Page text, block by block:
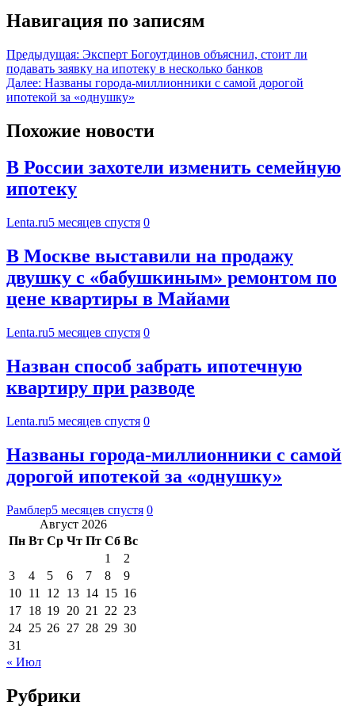
Навигация по записям
Предыдущая: Эксперт Богоутдинов объяснил, стоит ли
подавать заявку на ипотеку в несколько банков
Далее: Названы города-миллионники с самой дорогой
ипотекой за «однушку»
Похожие новости
В России захотели изменить семейную
ипотеку
Lenta.ru5 месяцев спустя 0
В Москве выставили на продажу
двушку с «бабушкиным» ремонтом по
цене квартиры в Майами
Lenta.ru5 месяцев спустя 0
Назван способ забрать ипотечную
квартиру при разводе
Lenta.ru5 месяцев спустя 0
Названы города-миллионники с самой
дорогой ипотекой за «однушку»
Рамблер5 месяцев спустя 0
Август 2026
Пн Вт Ср Чт Пт Сб Вс
1
2
3
4 5 6 7 8
9
10 11 12 13 14 15 16
17 18 19 20 21 22 23
24 25 26 27 28 29 30
31
« Июл
Рубрики